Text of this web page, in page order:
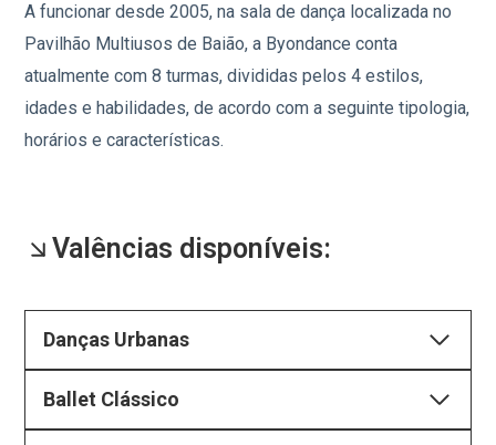
A funcionar desde 2005, na sala de dança localizada no
Pavilhão Multiusos de Baião, a Byondance conta
atualmente com 8 turmas, divididas pelos 4 estilos,
idades e habilidades, de acordo com a seguinte tipologia,
horários e características.
Valências disponíveis:
Danças Urbanas
Ballet Clássico